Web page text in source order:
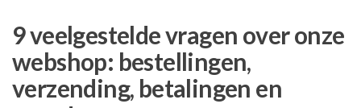
9 veelgestelde vragen over onze
webshop: bestellingen,
verzending, betalingen en